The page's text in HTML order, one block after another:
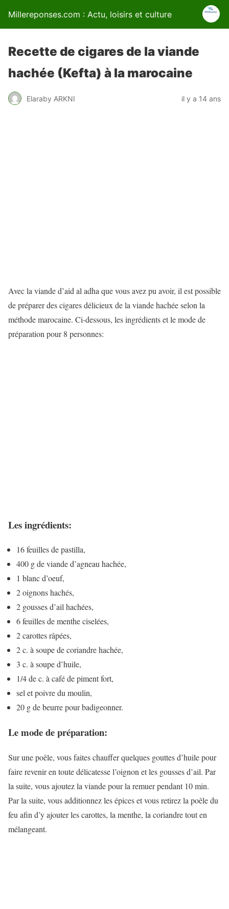
Millereponses.com : Actu, loisirs et culture
Recette de cigares de la viande
hachée (Kefta) à la marocaine
Elaraby ARKNI il y a 14 ans
Avec la viande d’aid al adha que vous avez pu avoir, il est possible
de préparer des cigares délicieux de la viande hachée selon la
méthode marocaine. Ci-dessous, les ingrédients et le mode de
préparation pour 8 personnes:
Les ingrédients:
16 feuilles de pastilla,
400 g de viande d’agneau hachée,
1 blanc d’oeuf,
2 oignons hachés,
2 gousses d’ail hachées,
6 feuilles de menthe ciselées,
2 carottes râpées,
2 c. à soupe de coriandre hachée,
3 c. à soupe d’huile,
1/4 de c. à café de piment fort,
sel et poivre du moulin,
20 g de beurre pour badigeonner.
Le mode de préparation:
Sur une poêle, vous faites chauffer quelques gouttes d’huile pour
faire revenir en toute délicatesse l’oignon et les gousses d’ail. Par
la suite, vous ajoutez la viande pour la remuer pendant 10 min.
Par la suite, vous additionnez les épices et vous retirez la poêle du
feu afin d’y ajouter les carottes, la menthe, la coriandre tout en
mélangeant.